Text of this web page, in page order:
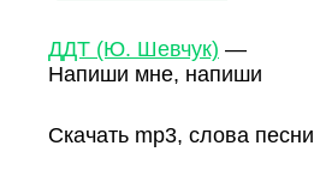
ДДТ (Ю. Шевчук) —
Напиши мне, напиши
Скачать mp3, слова песни